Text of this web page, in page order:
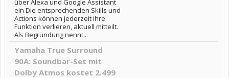
über Alexa und Google Assistant
ein Die entsprechenden Skills und
Actions können jederzeit ihre
Funktion verlieren, aktuell mitteilt.
Als Begründung nennt...
Yamaha True Surround
90A: Soundbar-Set mit
Dolby Atmos kostet 2.499